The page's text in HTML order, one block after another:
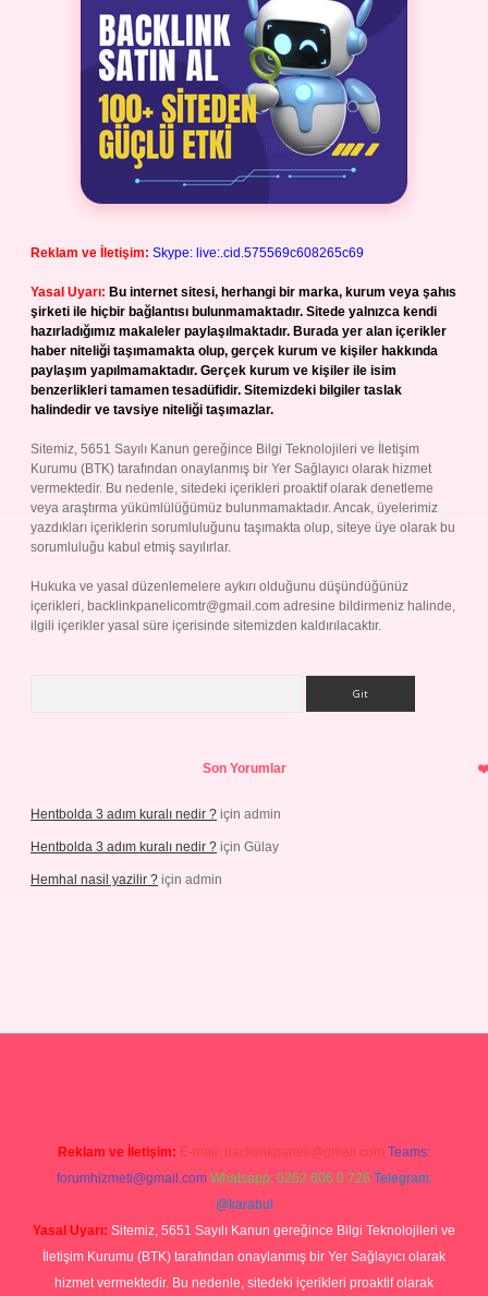
Reklam ve İletişim: Skype: live:.cid.575569c608265c69
Yasal Uyarı: Bu internet sitesi, herhangi bir marka, kurum veya şahıs
şirketi ile hiçbir bağlantısı bulunmamaktadır. Sitede yalnızca kendi
hazırladığımız makaleler paylaşılmaktadır. Burada yer alan içerikler
haber niteliği taşımamakta olup, gerçek kurum ve kişiler hakkında
paylaşım yapılmamaktadır. Gerçek kurum ve kişiler ile isim
benzerlikleri tamamen tesadüfidir. Sitemizdeki bilgiler taslak
halindedir ve tavsiye niteliği taşımazlar.
Sitemiz, 5651 Sayılı Kanun gereğince Bilgi Teknolojileri ve İletişim
Kurumu (BTK) tarafından onaylanmış bir Yer Sağlayıcı olarak hizmet
vermektedir. Bu nedenle, sitedeki içerikleri proaktif olarak denetleme
veya araştırma yükümlülüğümüz bulunmamaktadır. Ancak, üyelerimiz
yazdıkları içeriklerin sorumluluğunu taşımakta olup, siteye üye olarak bu
sorumluluğu kabul etmiş sayılırlar.
Hukuka ve yasal düzenlemelere aykırı olduğunu düşündüğünüz
içerikleri, backlinkpanelicomtr@gmail.com adresine bildirmeniz halinde,
ilgili içerikler yasal süre içerisinde sitemizden kaldırılacaktır.
Son Yorumlar
Hentbolda 3 adım kuralı nedir ? için admin
Hentbolda 3 adım kuralı nedir ? için Gülay
Hemhal nasil yazilir ? için admin
Reklam ve İletişim: E-mail: backlinkpaneli@gmail.com Teams:
forumhizmeti@gmail.com Whatsapp: 0262 606 0 726 Telegram:
@karabul
Yasal Uyarı: Sitemiz, 5651 Sayılı Kanun gereğince Bilgi Teknolojileri ve
İletişim Kurumu (BTK) tarafından onaylanmış bir Yer Sağlayıcı olarak
hizmet vermektedir. Bu nedenle, sitedeki içerikleri proaktif olarak